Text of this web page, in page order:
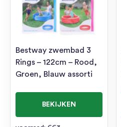
Bestway zwembad 3
Rings – 122cm – Rood,
Groen, Blauw assorti
BEKIJKEN